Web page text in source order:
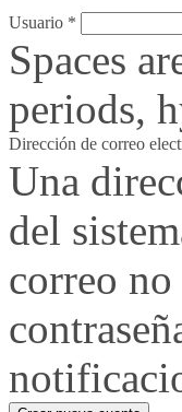
Usuario *
Spaces
periods,
Dirección de correo
Una
del
correo no